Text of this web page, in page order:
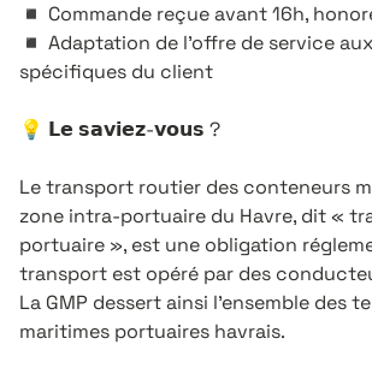
◾ Commande reçue avant 16h,
◾ Adaptation de l’offre de service
spécifiques du client
💡 𝗟𝗲 𝘀𝗮𝘃𝗶𝗲𝘇-𝘃𝗼𝘂𝘀 ?
Le transport routier des conteneurs
zone intra-portuaire du Havre, dit «
portuaire », est une obligation
transport est opéré par des
La GMP dessert ainsi l’ensemble des
maritimes portuaires havrais.